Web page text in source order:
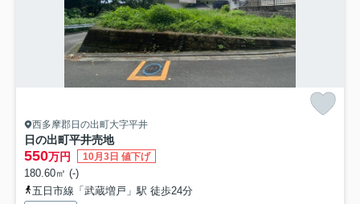
西多摩郡日の出町大字平井
日の出町平井売地
550万円 10月3日 値下げ
180.60㎡ (-)
五日市線「武蔵増戸」駅 徒歩24分